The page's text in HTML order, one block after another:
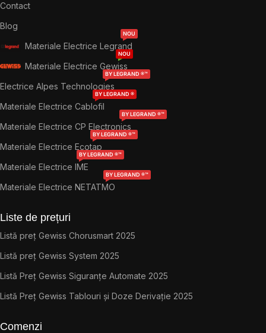
Contact
Blog
Materiale Electrice Legrand
NOU
Materiale Electrice Gewiss
NOU
Electrice Alpes Technologies
BY LEGRAND ®™
Materiale Electrice Cablofil
BY LEGRAND ®
Materiale Electrice CP Electronics
BY LEGRAND ®™
Materiale Electrice Ecotap
BY LEGRAND ®™
Materiale Electrice IME
BY LEGRAND ®™
Materiale Electrice NETATMO
BY LEGRAND ®™
Liste de prețuri
Listă preț Gewiss Chorusmart 2025
Listă preț Gewiss System 2025
Listă Preț Gewiss Siguranțe Automate 2025
Listă Preț Gewiss Tablouri și Doze Derivație 2025
Comenzi